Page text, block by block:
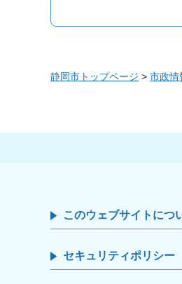
静岡市トップページ > 市政情
このウェブサイトにつ
セキュリティポリシー